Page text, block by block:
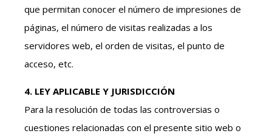
que permitan conocer el número de impresiones de
páginas, el número de visitas realizadas a los
servidores web, el orden de visitas, el punto de
acceso, etc.
4. LEY APLICABLE Y JURISDICCIÓN
Para la resolución de todas las controversias o
cuestiones relacionadas con el presente sitio web o